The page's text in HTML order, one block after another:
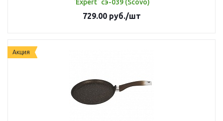
`Expert` сэ-039 (Scovo)
729.00руб./шт
Акция